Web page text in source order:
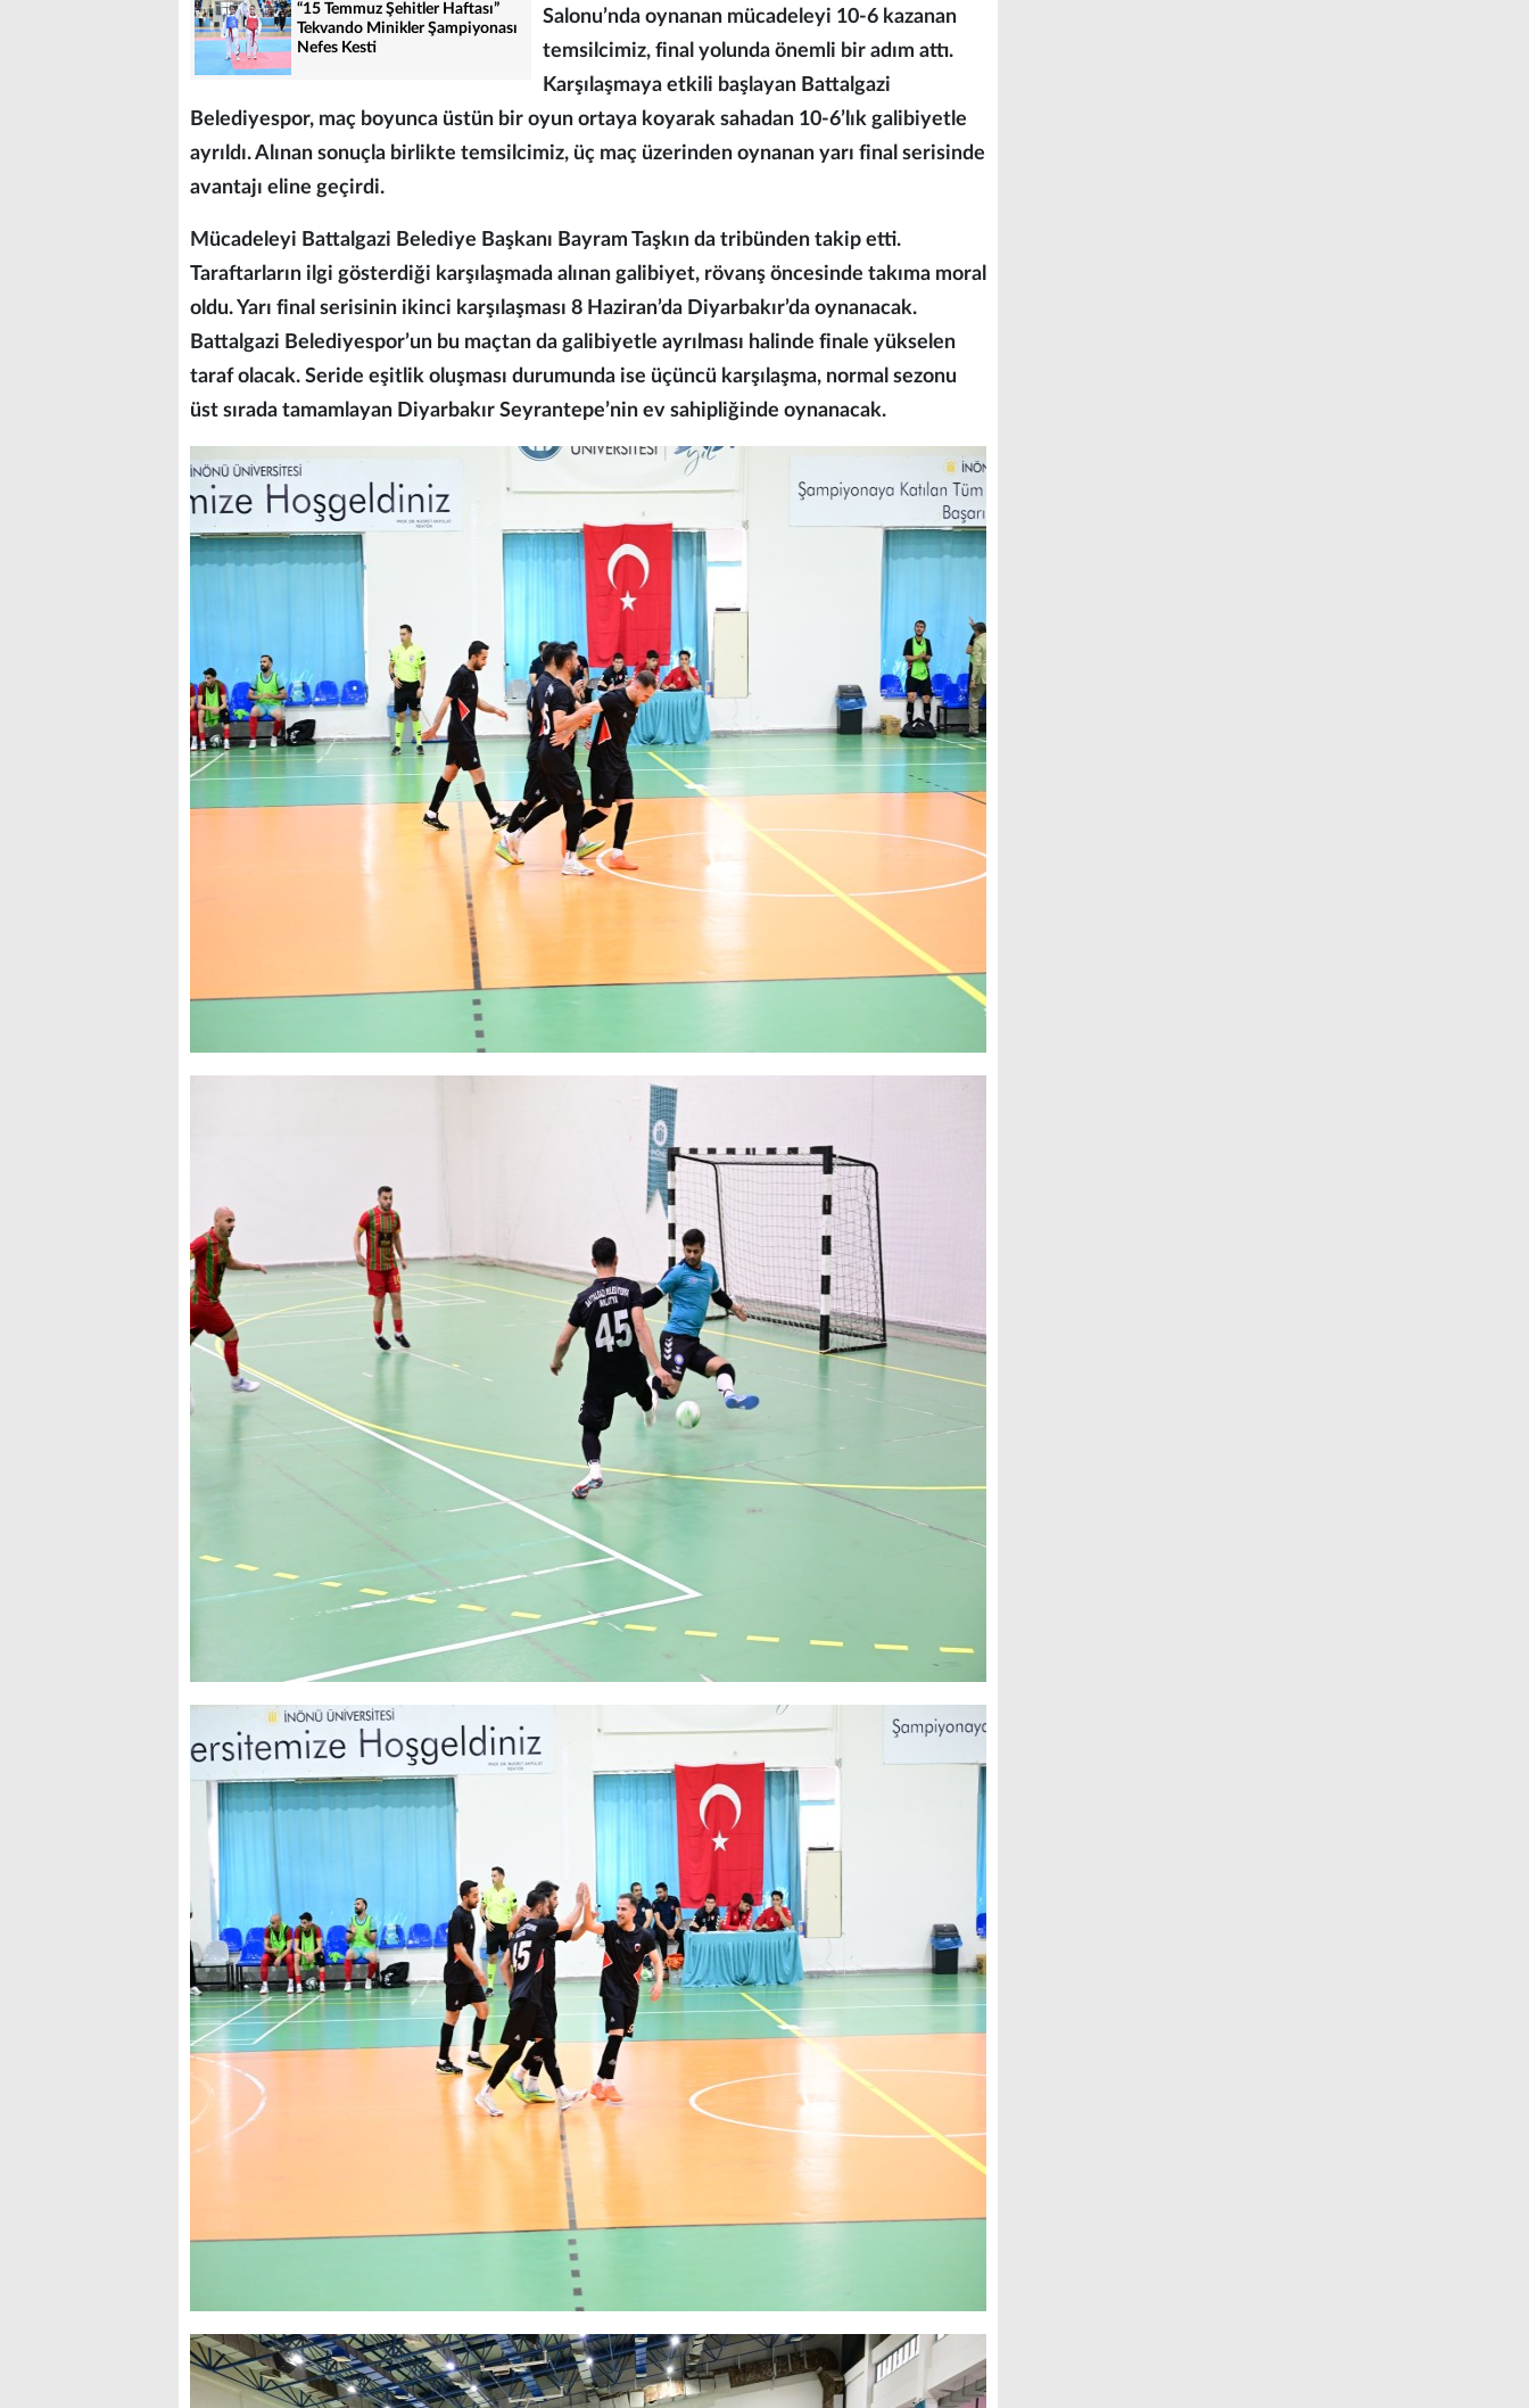
“15 Temmuz Şehitler Haftası”
Tekvando Minikler Şampiyonası
Nefes Kesti
Salonu’nda oynanan mücadeleyi 10-6 kazanan
temsilcimiz, final yolunda önemli bir adım attı.
Karşılaşmaya etkili başlayan Battalgazi
Belediyespor, maç boyunca üstün bir oyun ortaya koyarak sahadan 10-6’lık galibiyetle
ayrıldı. Alınan sonuçla birlikte temsilcimiz, üç maç üzerinden oynanan yarı final serisinde
avantajı eline geçirdi.
Mücadeleyi Battalgazi Belediye Başkanı Bayram Taşkın da tribünden takip etti.
Taraftarların ilgi gösterdiği karşılaşmada alınan galibiyet, rövanş öncesinde takıma moral
oldu. Yarı final serisinin ikinci karşılaşması 8 Haziran’da Diyarbakır’da oynanacak.
Battalgazi Belediyespor’un bu maçtan da galibiyetle ayrılması halinde finale yükselen
taraf olacak. Seride eşitlik oluşması durumunda ise üçüncü karşılaşma, normal sezonu
üst sırada tamamlayan Diyarbakır Seyrantepe’nin ev sahipliğinde oynanacak.